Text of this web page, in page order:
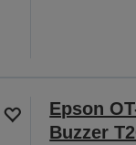
Epson
Buzzer